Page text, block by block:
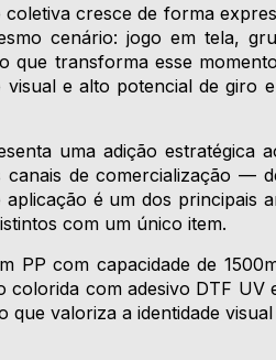
cresce de forma
cenário: jogo em tela,
que transforma esse
e alto potencial de giro
uma adição estratégica
de comercialização —
é um dos principais
com um único item.
com capacidade de
colorida com adesivo DTF UV
valoriza a identidade visual